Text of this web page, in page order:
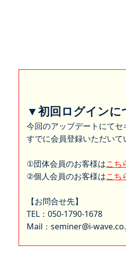
▼初回ログインに
今回のアップデートにてセ
すでに会員登録いただいて
①団体会員のお客様はこち
②個人会員のお客様はこち
【お問合せ先】
TEL：050-1790-1678
Mail：seminer@i-